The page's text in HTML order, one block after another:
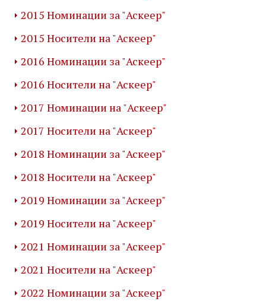
2015 Номинации за "Аскеер"
2015 Носители на "Аскеер"
2016 Номинации за "Аскеер"
2016 Носители на "Аскеер"
2017 Номинации на "Аскеер"
2017 Носители на "Аскеер"
2018 Номинации за "Аскеер"
2018 Носители на "Аскеер"
2019 Номинации за "Аскеер"
2019 Носители на "Аскеер"
2021 Номинации за "Аскеер"
2021 Носители на "Аскеер"
2022 Номинации за "Аскеер"